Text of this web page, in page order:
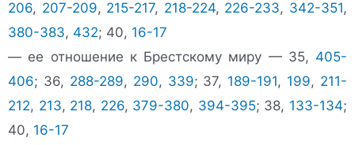
206, 207-209, 215-217, 218-224, 226-233, 342-351,
380-383, 432; 40, 16-17
— ее отношение к Брестскому миру — 35, 405-
406; 36, 288-289, 290, 339; 37, 189-191, 199, 211-
212, 213, 218, 226, 379-380, 394-395; 38, 133-134;
40, 16-17